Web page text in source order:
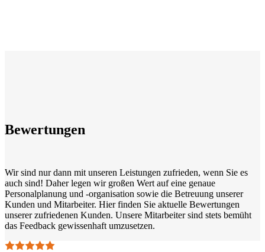
Bewertungen
Wir sind nur dann mit unseren Leistungen zufrieden, wenn Sie es
auch sind! Daher legen wir großen Wert auf eine genaue
Personalplanung und -organisation sowie die Betreuung unserer
Kunden und Mitarbeiter. Hier finden Sie aktuelle Bewertungen
unserer zufriedenen Kunden. Unsere Mitarbeiter sind stets bemüht
das Feedback gewissenhaft umzusetzen.